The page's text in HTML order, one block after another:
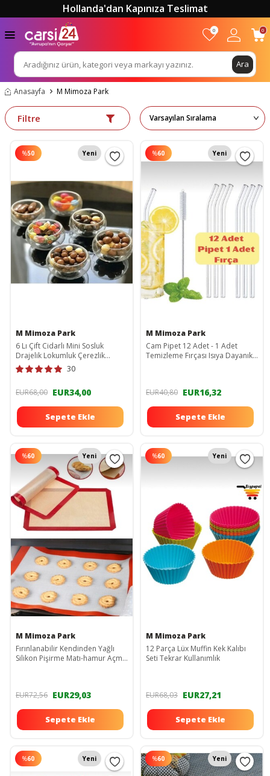
Hollanda'dan Kapınıza Teslimat
Ara
0 0
Anasayfa M Mimoza Park
Filtre
%50 Yeni
M Mimoza Park
6 Lı Çift Cidarlı Mini Sosluk
Drajelik Lokumluk Çerezlik
TYC00486511564
30
EUR68,00 EUR34,00
Sepete Ekle
%60 Yeni
M Mimoza Park
Cam Pipet 12 Adet - 1 Adet
Temizleme Fırçası Isıya Dayanıklı
EUR40,80 EUR16,32
Sepete Ekle
%60 Yeni
M Mimoza Park
Fırınlanabilir Kendinden Yağlı
Silikon Pişirme Matı-hamur Açma
EUR72,56 EUR29,03
Sepete Ekle
%60 Yeni
M Mimoza Park
12 Parça Lüx Muffin Kek Kalıbı
Seti Tekrar Kullanımlık
EUR68,03 EUR27,21
Sepete Ekle
%60 Yeni %60 Yeni